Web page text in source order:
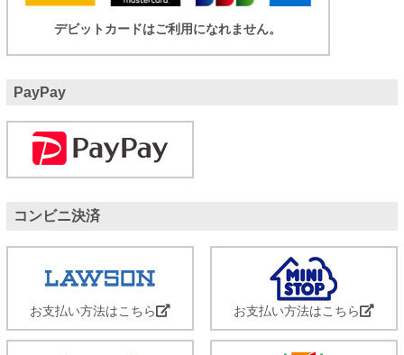
デビットカードはご利用になれません。
PayPay
コンビニ決済
お支払い方法はこちら お支払い方法はこちら